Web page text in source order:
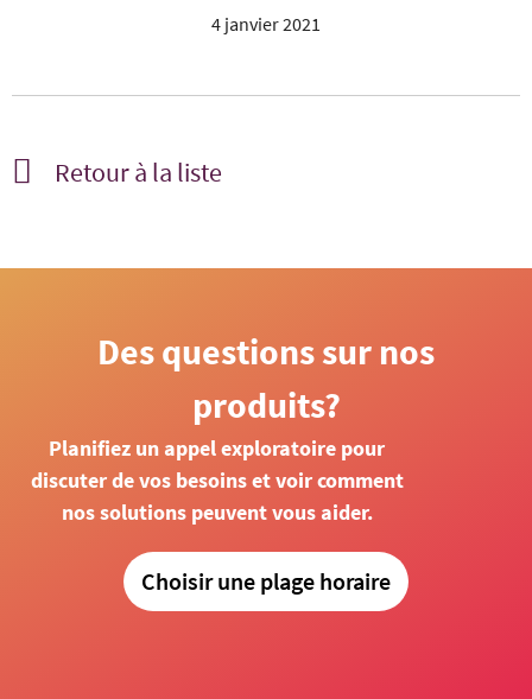
4 janvier 2021
Retour à la liste
Des questions sur nos
produits?
Planifiez un appel exploratoire pour
discuter de vos besoins et voir comment
nos solutions peuvent vous aider.
Choisir une plage horaire